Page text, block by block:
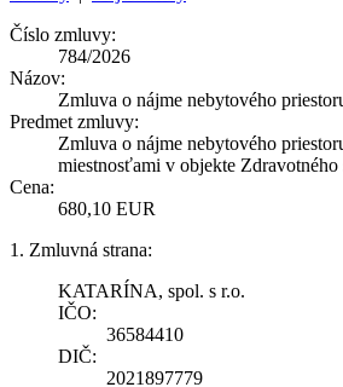
Číslo zmluvy:
784/2026
Názov:
Zmluva o nájme nebytového
Predmet zmluvy:
Zmluva o nájme nebytového
miestnosťami v objekte Zdravotného
Cena:
680,10 EUR
1. Zmluvná strana:
KATARÍNA, spol. s r.o.
IČO:
36584410
DIČ:
2021897779